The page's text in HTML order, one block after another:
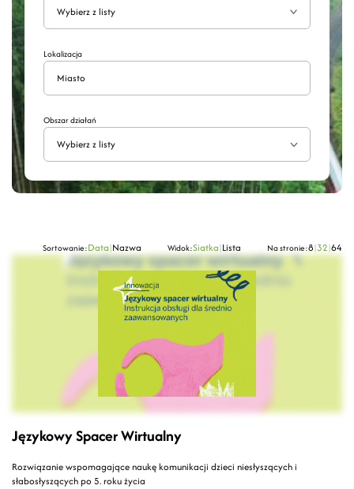
Wyszukaj Rozwiń
Lokalizacja
Obszar działań
Wybierz z listy
Sortowanie:Data|Nazwa Widok:Siatka|Lista Na stronie:8|32|64
Językowy Spacer Wirtualny
Rozwiązanie wspomagające naukę komunikacji dzieci niesłyszących i
słabosłyszących po 5. roku życia